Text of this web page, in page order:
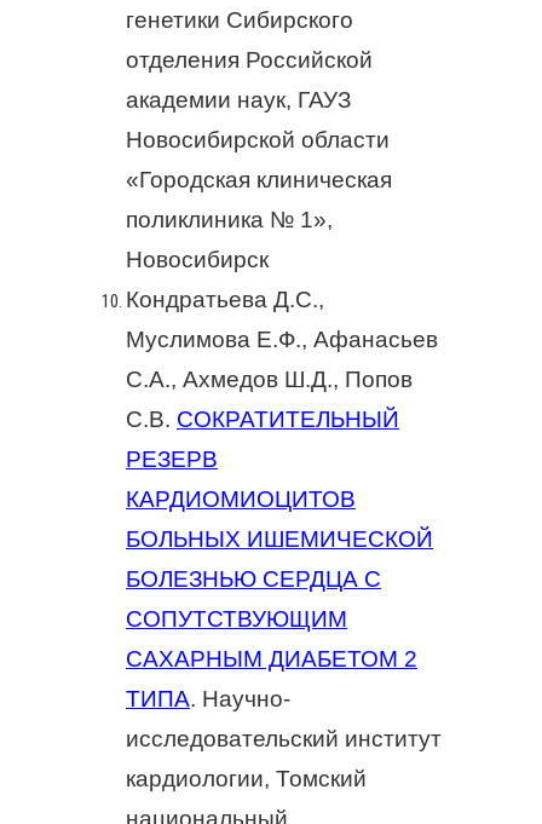
генетики Сибирского
отделения Российской
академии наук, ГАУЗ
Новосибирской области
«Городская клиническая
поликлиника № 1»,
Новосибирск
Кондратьева Д.С.,
Муслимова Е.Ф., Афанасьев
С.А., Ахмедов Ш.Д., Попов
С.В. СОКРАТИТЕЛЬНЫЙ
РЕЗЕРВ
КАРДИОМИОЦИТОВ
БОЛЬНЫХ ИШЕМИЧЕСКОЙ
БОЛЕЗНЬЮ СЕРДЦА С
СОПУТСТВУЮЩИМ
САХАРНЫМ ДИАБЕТОМ 2
ТИПА. Научно-
исследовательский институт
кардиологии, Томский
национальный